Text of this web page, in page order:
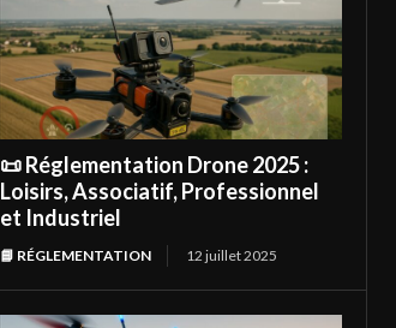
📜 Réglementation Drone 2025 :
Loisirs, Associatif, Professionnel
et Industriel
📘 RÉGLEMENTATION 12 juillet 2025